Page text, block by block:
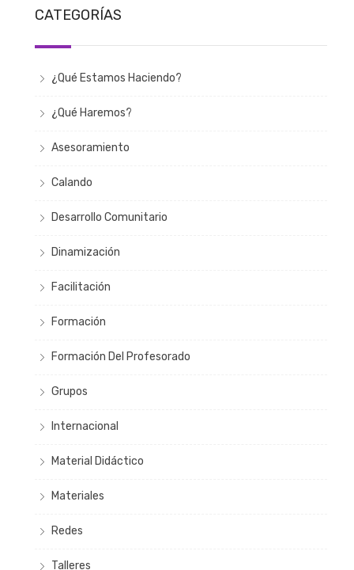
CATEGORÍAS
¿Qué Estamos Haciendo?
¿Qué Haremos?
Asesoramiento
Calando
Desarrollo Comunitario
Dinamización
Facilitación
Formación
Formación Del Profesorado
Grupos
Internacional
Material Didáctico
Materiales
Redes
Talleres